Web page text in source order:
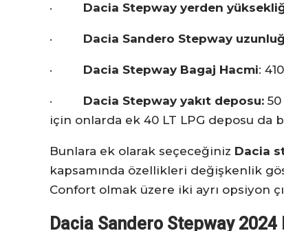
· Dacia Stepway yerden
· Dacia Sandero Stepway
· Dacia Stepway Bagaj Hacmi:
· Dacia Stepway yakıt deposu:
için onlarda ek 40 LT LPG deposu da
Bunlara ek olarak seçeceğiniz Dacia
kapsamında özellikleri değişkenlik
Confort olmak üzere iki ayrı opsiyon
Dacia Sandero Stepway